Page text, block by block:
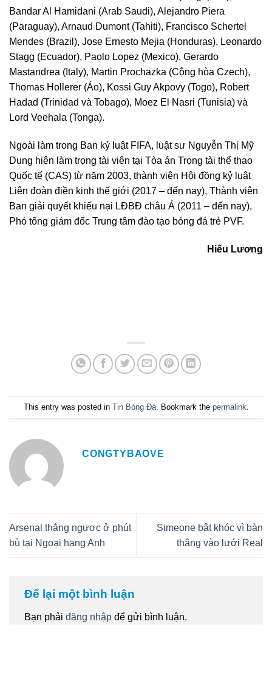
Bandar Al Hamidani (Arab Saudi), Alejandro Piera
(Paraguay), Arnaud Dumont (Tahiti), Francisco Schertel
Mendes (Brazil), Jose Ernesto Mejia (Honduras), Leonardo
Stagg (Ecuador), Paolo Lopez (Mexico), Gerardo
Mastandrea (Italy), Martin Prochazka (Cộng hòa Czech),
Thomas Hollerer (Áo), Kossi Guy Akpovy (Togo), Robert
Hadad (Trinidad và Tobago), Moez El Nasri (Tunisia) và
Lord Veehala (Tonga).
Ngoài làm trong Ban kỷ luật FIFA, luật sư Nguyễn Thị Mỹ
Dung hiện làm trọng tài viên tại Tòa án Trọng tài thể thao
Quốc tế (CAS) từ năm 2003, thành viên Hội đồng kỷ luật
Liên đoàn điền kinh thế giới (2017 – đến nay), Thành viên
Ban giải quyết khiếu nại LĐBĐ châu Á (2011 – đến nay),
Phó tổng giám đốc Trung tâm đào tạo bóng đá trẻ PVF.
Hiếu Lương
This entry was posted in Tin Bóng Đá. Bookmark the permalink
CONGTYBAOVE
Arsenal thắng ngược ở phút
bù tại Ngoại hạng Anh
Simeone bật khóc vì bàn
thắng vào lưới Real
Để lại một bình luận
Bạn phải đăng nhập để gửi bình luận.